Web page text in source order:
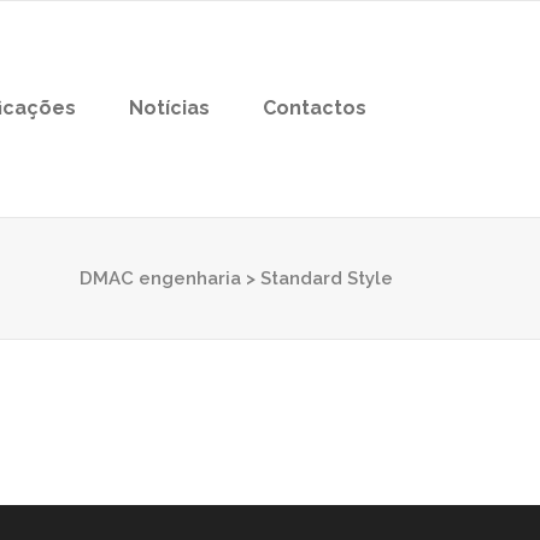
Notícias Contactos
DMAC engenharia > Standard Style